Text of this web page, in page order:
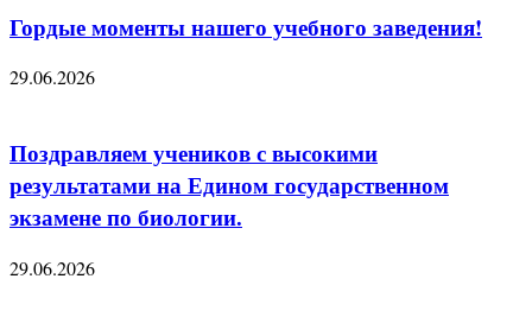
Гордые моменты нашего учебного заведения!
29.06.2026
Поздравляем учеников с высокими
результатами на Едином государственном
экзамене по биологии.
29.06.2026